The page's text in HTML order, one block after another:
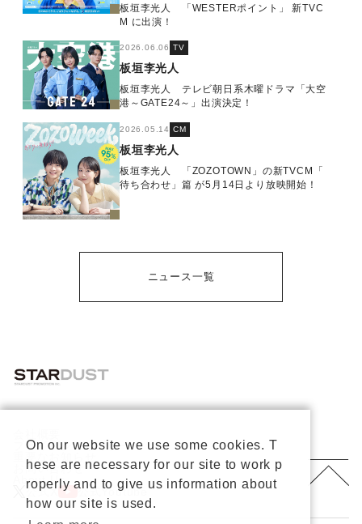
板垣李光人 「WESTERポイント」 新TVC
M に出演！
2026.06.06 TV
板垣李光人
板垣李光人 テレビ朝日系木曜ドラマ「大空
港～GATE24～」出演決定！
2026.05.14 CM
板垣李光人
板垣李光人 「ZOZOTOWN」の新TVCM「
待ち合わせ」篇 が5月14日より放映開始！
ニュース一覧
プライバシーポリシー
重要なお知らせ
お問い合わせ
About Us
公式X
公式Youtube
On our website we use some cookies. T
hese are necessary for our site to work p
roperly and to give us information about
how our site is used.